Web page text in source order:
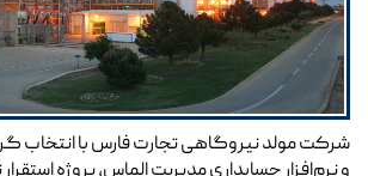
شرکت مولد نیروگاهی تجارت فارس با انتخاب